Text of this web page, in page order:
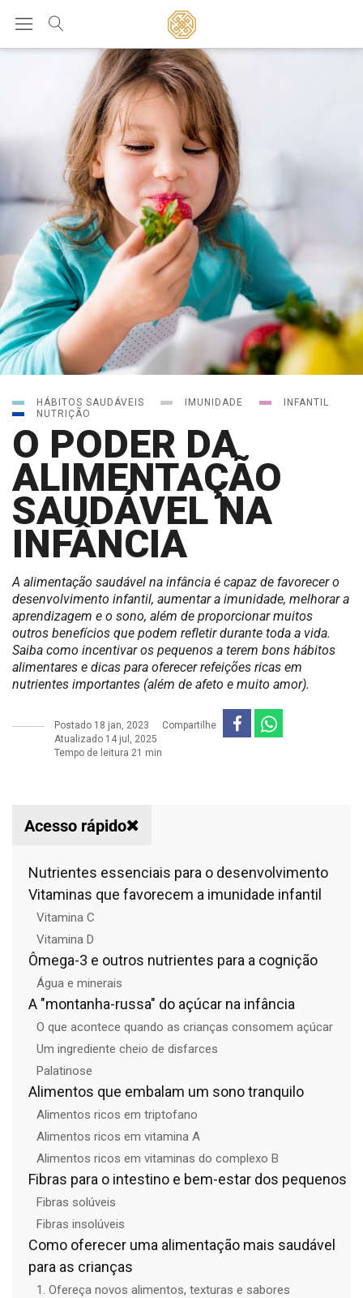
HÁBITOS SAUDÁVEIS IMUNIDADE
INFANTIL
NUTRIÇÃO
O PODER DA
ALIMENTAÇÃO
SAUDÁVEL NA
INFÂNCIA
A alimentação saudável na infância é capaz de favorecer o
desenvolvimento infantil, aumentar a imunidade, melhorar a
aprendizagem e o sono, além de proporcionar muitos
outros benefícios que podem refletir durante toda a vida.
Saiba como incentivar os pequenos a terem bons hábitos
alimentares e dicas para oferecer refeições ricas em
nutrientes importantes (além de afeto e muito amor).
Postado 18 jan, 2023
Atualizado 14 jul, 2025
Tempo de leitura 21 min
Compartilhe
Acesso rápido
Nutrientes essenciais para o desenvolvimento
Vitaminas que favorecem a imunidade infantil
Vitamina C
Vitamina D
Ômega-3 e outros nutrientes para a cognição
Água e minerais
A "montanha-russa" do açúcar na infância
O que acontece quando as crianças consomem açúcar
Um ingrediente cheio de disfarces
Palatinose
Alimentos que embalam um sono tranquilo
Alimentos ricos em triptofano
Alimentos ricos em vitamina A
Alimentos ricos em vitaminas do complexo B
Fibras para o intestino e bem-estar dos pequenos
Fibras solúveis
Fibras insolúveis
Como oferecer uma alimentação mais saudável
para as crianças
1. Ofereça novos alimentos, texturas e sabores